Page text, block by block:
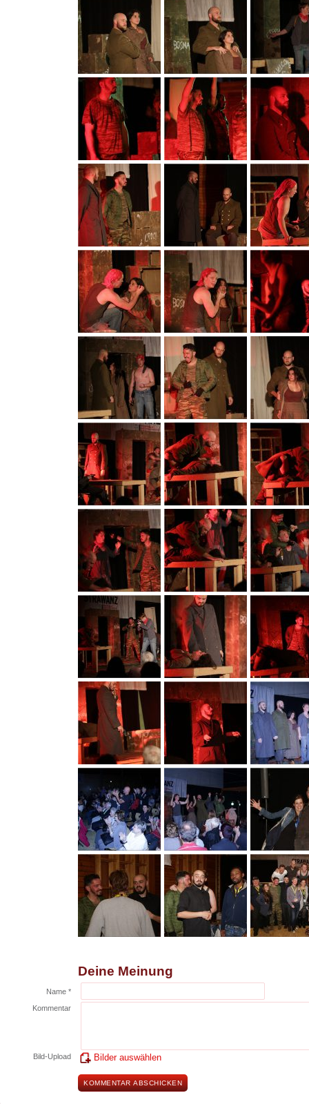
Deine Meinung
Name *
Kommentar
Bild-Upload Bilder auswählen